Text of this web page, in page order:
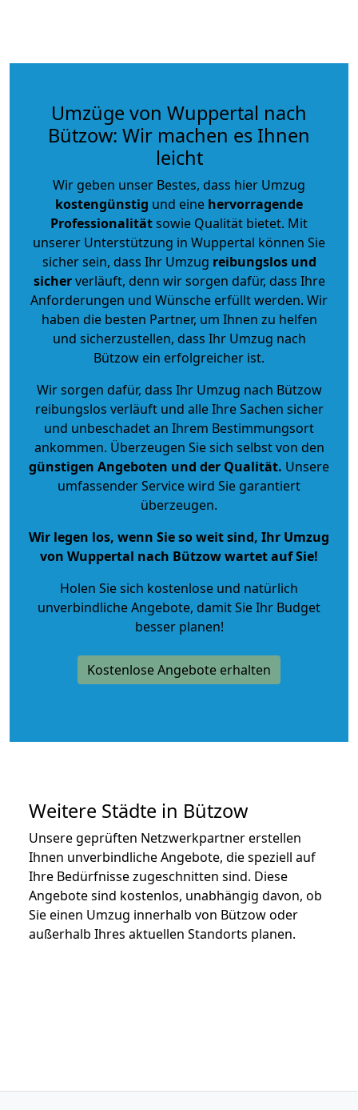
Umzüge von Wuppertal nach
Bützow: Wir machen es Ihnen
leicht
Wir geben unser Bestes, dass hier Umzug
kostengünstig und eine hervorragende
Professionalitätsowie Qualität bietet. Mit
unserer Unterstützung in Wuppertal können Sie
sicher sein, dass Ihr Umzug reibungslos und
sicherverläuft, denn wir sorgen dafür, dass Ihre
Anforderungen und Wünsche erfüllt werden. Wir
haben die besten Partner, um Ihnen zu helfen
und sicherzustellen, dass Ihr Umzug nach
Bützow ein erfolgreicher ist.
Wir sorgen dafür, dass Ihr Umzug nach Bützow
reibungslos verläuft und alle Ihre Sachen sicher
und unbeschadet an Ihrem Bestimmungsort
ankommen. Überzeugen Sie sich selbst von den
günstigen Angeboten und der Qualität. Unsere
umfassender Service wird Sie garantiert
überzeugen.
Wir legen los, wenn Sie so weit sind, Ihr Umzug
von Wuppertal nach Bützow wartet auf Sie!
Holen Sie sich kostenlose und natürlich
unverbindliche Angebote, damit Sie Ihr Budget
besser planen!
Kostenlose Angebote erhalten
Weitere Städte in Bützow
Unsere geprüften Netzwerkpartner erstellen
Ihnen unverbindliche Angebote, die speziell auf
Ihre Bedürfnisse zugeschnitten sind. Diese
Angebote sind kostenlos, unabhängig davon, ob
Sie einen Umzug innerhalb von Bützow oder
außerhalb Ihres aktuellen Standorts planen.